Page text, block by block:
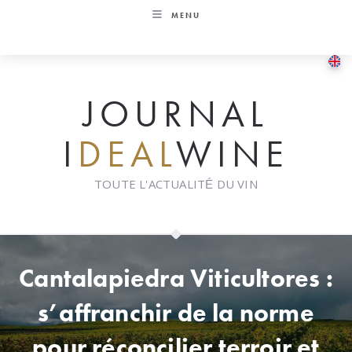
MENU
JOURNAL
I DEALWINE
TOUTE L'ACTUALITÉ DU VIN
Cantalapiedra Viticultores :
s’affranchir de la norme